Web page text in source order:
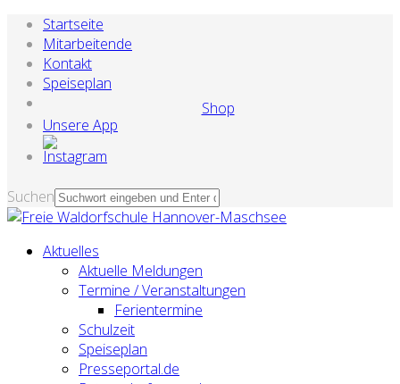
Startseite
Mitarbeitende
Kontakt
Speiseplan
Shop
Unsere App
Suchen
Aktuelles
Aktuelle Meldungen
Termine / Veranstaltungen
Ferientermine
Schulzeit
Speiseplan
Presseportal.de